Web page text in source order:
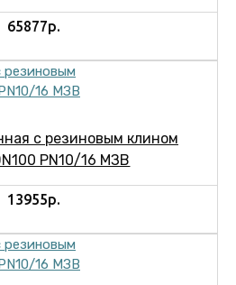
65877р.
с резиновым клином
PN10/16 МЗВ
13955р.